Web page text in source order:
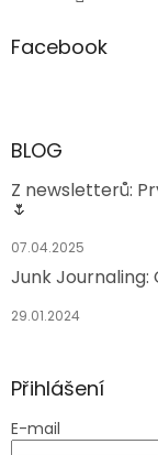
Facebook
BLOG
Z newsletterů:
🌷
07.04.2025
Junk Journaling:
29.01.2024
Přihlášení
E-mail